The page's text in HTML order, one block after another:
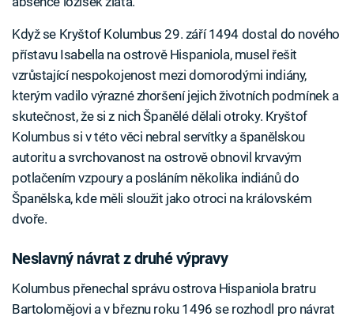
Když se Kryštof Kolumbus 29. září 1494 dostal do nového
přístavu Isabella na ostrově Hispaniola, musel řešit
vzrůstající nespokojenost mezi domorodými indiány,
kterým vadilo výrazné zhoršení jejich životních podmínek a
skutečnost, že si z nich Španělé dělali otroky. Kryštof
Kolumbus si v této věci nebral servítky a španělskou
autoritu a svrchovanost na ostrově obnovil krvavým
potlačením vzpoury a posláním několika indiánů do
Španělska, kde měli sloužit jako otroci na královském
dvoře.
Neslavný návrat z druhé výpravy
Kolumbus přenechal správu ostrova Hispaniola bratru
Bartolomějovi a v březnu roku 1496 se rozhodl pro návrat